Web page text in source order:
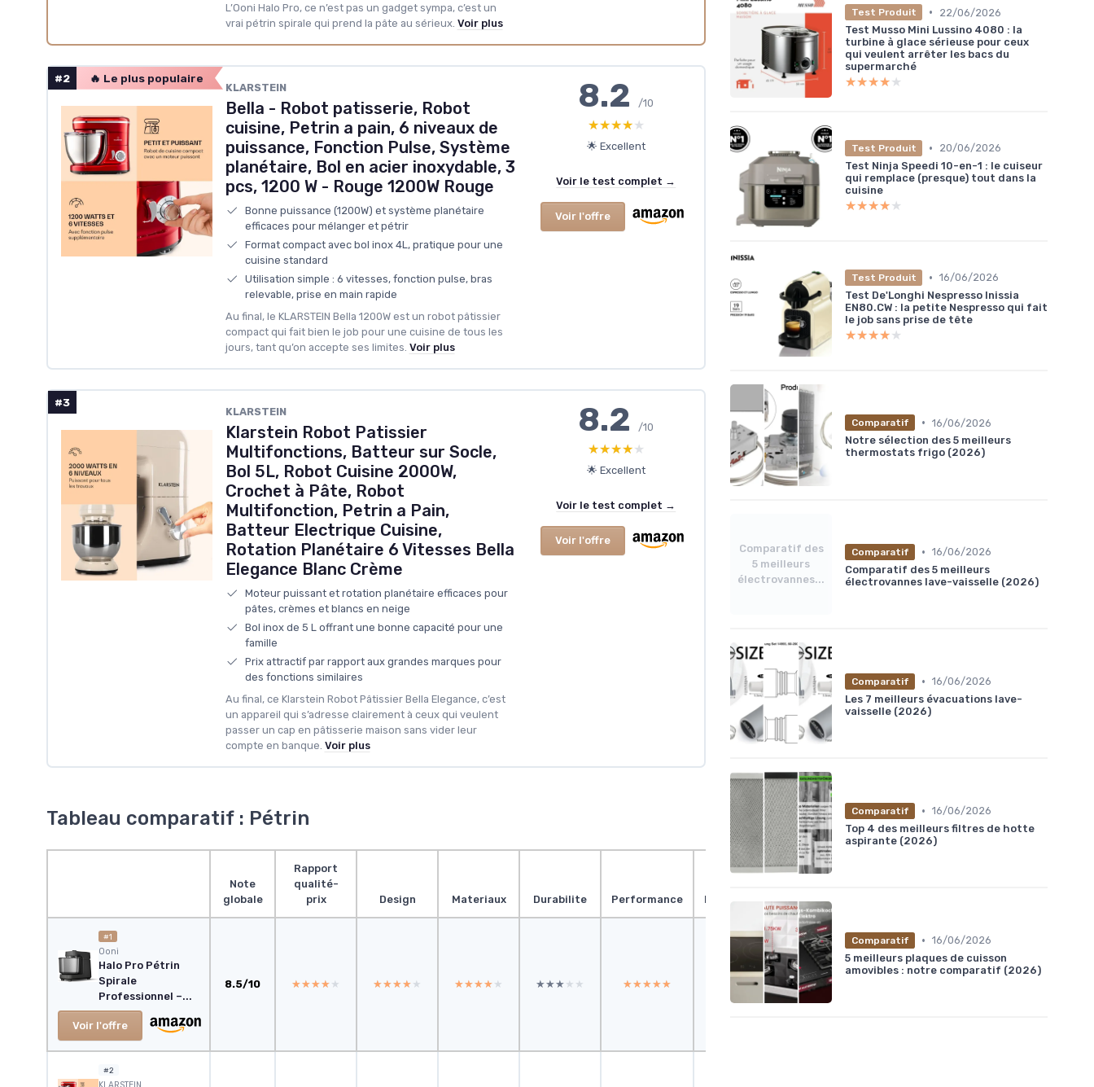
L’Ooni Halo Pro, ce n’est pas un gadget sympa, c’est un
vrai pétrin spirale qui prend la pâte au sérieux. Voir plus
#2 🔥 Le plus populaire
‎KLARSTEIN
Bella - Robot patisserie, Robot
cuisine, Petrin a pain, 6 niveaux de
puissance, Fonction Pulse, Système
planétaire, Bol en acier inoxydable, 3
pcs, 1200 W - Rouge 1200W Rouge
Bonne puissance (1200W) et système planétaire
efficaces pour mélanger et pétrir
Format compact avec bol inox 4L, pratique pour une
cuisine standard
Utilisation simple : 6 vitesses, fonction pulse, bras
relevable, prise en main rapide
Au final, le KLARSTEIN Bella 1200W est un robot pâtissier
compact qui fait bien le job pour une cuisine de tous les
jours, tant qu’on accepte ses limites. Voir plus
8.2/10
★★★★★
★★★★★
🌟 Excellent
Voir le test complet →
Voir l'offre
#3
KLARSTEIN
Klarstein Robot Patissier
Multifonctions, Batteur sur Socle,
Bol 5L, Robot Cuisine 2000W,
Crochet à Pâte, Robot
Multifonction, Petrin a Pain,
Batteur Electrique Cuisine,
Rotation Planétaire 6 Vitesses Bella
Elegance Blanc Crème
Moteur puissant et rotation planétaire efficaces pour
pâtes, crèmes et blancs en neige
Bol inox de 5 L offrant une bonne capacité pour une
famille
Prix attractif par rapport aux grandes marques pour
des fonctions similaires
Au final, ce Klarstein Robot Pâtissier Bella Elegance, c’est
un appareil qui s’adresse clairement à ceux qui veulent
passer un cap en pâtisserie maison sans vider leur
compte en banque. Voir plus
8.2/10
★★★★★
★★★★★
🌟 Excellent
Voir le test complet →
Voir l'offre
Tableau comparatif : Pétrin
Note
globale
Rapport
qualité-
prix
Design Materiaux Durabilite Performance Presentation
#1
‎Ooni
Halo Pro Pétrin
Spirale
Professionnel –...
Voir l'offre
8.5/10 ★★★★★
★★★★★ ★★★★★
★★★★★ ★★★★★
★★★★★ ★★★★★
★★★★★ ★★★★★
★★★★★ ★★★★★
★★★★★
#2
Test Produit •
22/06/2026
Test Musso Mini Lussino 4080 : la
turbine à glace sérieuse pour ceux
qui veulent arrêter les bacs du
supermarché
★★★★★
★★★★★
Test Produit •
20/06/2026
Test Ninja Speedi 10-en-1 : le cuiseur
qui remplace (presque) tout dans la
cuisine
★★★★★
★★★★★
Test Produit • 16/06/2026
Test De'Longhi Nespresso Inissia
EN80.CW : la petite Nespresso qui fait
le job sans prise de tête
★★★★★
★★★★★
Comparatif • 16/06/2026
Notre sélection des 5 meilleurs
thermostats frigo (2026)
Comparatif des
5 meilleurs
électrovannes...
Comparatif • 16/06/2026
Comparatif des 5 meilleurs
électrovannes lave-vaisselle (2026)
Comparatif • 16/06/2026
Les 7 meilleurs évacuations lave-
vaisselle (2026)
Comparatif • 16/06/2026
Top 4 des meilleurs filtres de hotte
aspirante (2026)
Comparatif • 16/06/2026
5 meilleurs plaques de cuisson
amovibles : notre comparatif (2026)